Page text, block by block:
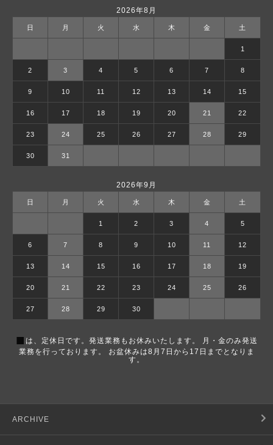
2026年8月
日 月 火 水 木 金 土
1
2 3 4 5 6 7 8
9 10 11 12 13 14 15
16 17 18 19 20 21 22
23 24 25 26 27 28 29
30 31
2026年9月
日 月 火 水 木 金 土
1 2 3 4 5
6 7 8 9 10 11 12
13 14 15 16 17 18 19
20 21 22 23 24 25 26
27 28 29 30
■ は、定休日です。発送業務もお休みいたします。 月・金のみ発送
業務を行っております。 お盆休みは8月7日から17日までとなりま
す。
ARCHIVE